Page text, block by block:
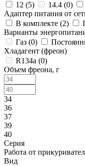
12 (5) 14.4 (0)
Адаптер питания от
В комплекте (2)
Варианты
Газ (0)
Хладагент (фреон)
R134a (0)
Объем фреона, г
34
36
37
39
40
Серия
Работа от
Вид